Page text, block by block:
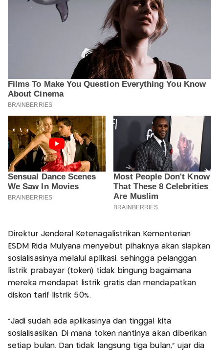
Direktur Jenderal Ketenagalistrikan Kementerian
ESDM Rida Mulyana menyebut pihaknya akan siapkan
sosialisasinya melalui aplikasi. sehingga pelanggan
listrik prabayar (token) tidak bingung bagaimana
mereka mendapat listrik gratis dan mendapatkan
diskon tarif listrik 50%.
"Jadi sudah ada aplikasinya dan tinggal kita
sosialisasikan. Di mana token nantinya akan diberikan
setiap bulan. Dan tidak langsung tiga bulan," ujar dia